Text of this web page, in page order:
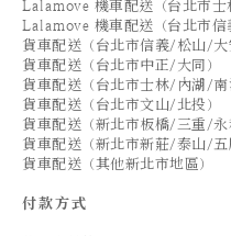
Lalamove 機車配送（台北市士
Lalamove 機車配送（台北市
貨車配送（台北市信義/松山/大
貨車配送（台北市中正/大同）
貨車配送（台北市士林/內湖/南
貨車配送（台北市文山/北投）
貨車配送（新北市板橋/三重/永
貨車配送（新北市新莊/泰山/
貨車配送（其他新北市地區）
付款方式